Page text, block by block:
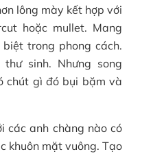
lông mày kết hợp với
hoặc mullet. Mang
trong phong cách.
sinh. Nhưng song
chút gì đó bụi bặm và
các anh chàng nào có
khuôn mặt vuông. Tạo